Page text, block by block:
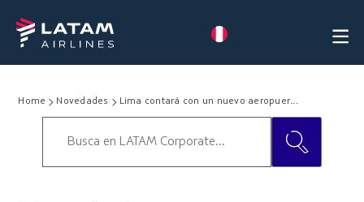
Home Novedades Lima contará con un nuevo aeropuer...